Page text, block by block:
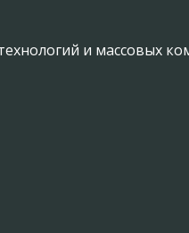
и массовых